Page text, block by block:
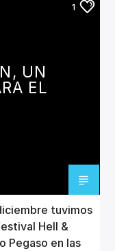
1
UN
EL
tuvimos
Hell &
Pegaso en las